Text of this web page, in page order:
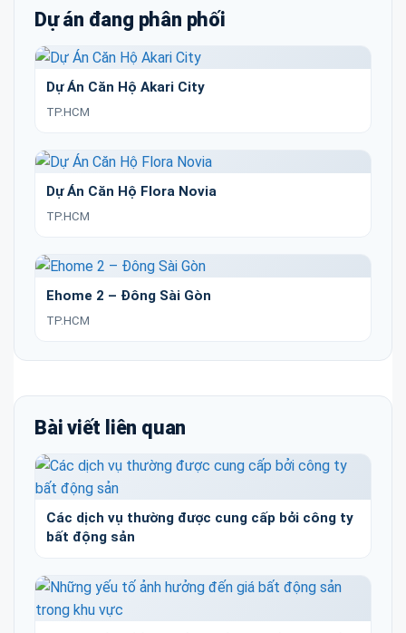
Dự án đang phân phối
Dự Án Căn Hộ Akari City
TP.HCM
Dự Án Căn Hộ Flora Novia
TP.HCM
Ehome 2 – Đông Sài Gòn
TP.HCM
Bài viết liên quan
Các dịch vụ thường được cung cấp bởi công ty
bất động sản